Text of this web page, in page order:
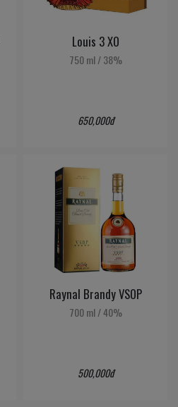
Louis 3 XO
750 ml / 38%
650,000đ
Raynal Brandy VSOP
700 ml/40%
500,000đ